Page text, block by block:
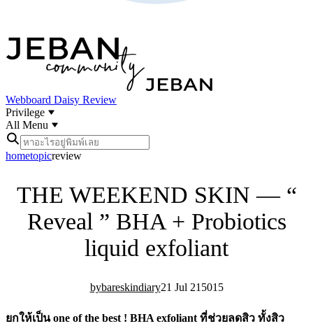
Webboard Daisy Review
Privilege
All Menu
hometopicreview
THE WEEKEND SKIN — “
Reveal ” BHA + Probiotics
liquid exfoliant
bareskindiary21 Jul 215015
ยกให้เป็น one of the best ! BHA exfoliant ที่ช่วยลดสิว ทั้งสิว